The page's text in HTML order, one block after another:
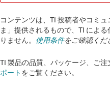
コンテンツは、TI 投稿者やコミ
ま」提供されるもので、TI によ
りません。 使用条件をご確認くだ
TI 製品の品質、パッケージ、ご注
ポート をご覧ください。​​​​​​​​​​​​​​